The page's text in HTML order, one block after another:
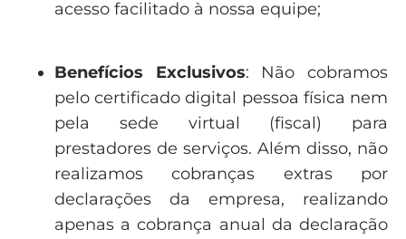
acesso facilitado à nossa equipe;
Benefícios Exclusivos: Não cobramos
pelo certificado digital pessoa física nem
pela sede virtual (fiscal) para
prestadores de serviços. Além disso, não
realizamos cobranças extras por
declarações da empresa, realizando
apenas a cobrança anual da declaração